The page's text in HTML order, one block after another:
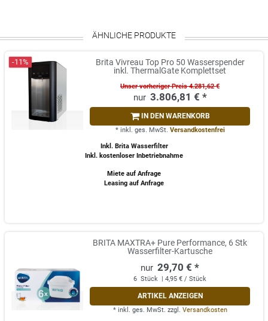
ÄHNLICHE PRODUKTE
-11%
Brita Vivreau Top Pro 50 Wasserspender
inkl. ThermalGate Komplettset
Unser vorheriger Preis 4.281,62 €
3.806,81 € *
IN DEN WARENKORB
* inkl. ges. MwSt. Versandkostenfrei
Inkl. Brita Wasserfilter
Inkl. kostenloser Inbetriebnahme
Miete auf Anfrage
Leasing auf Anfrage
BRITA MAXTRA+ Pure Performance, 6 Stk
Wasserfilter-Kartusche
29,70 € *
6 Stück | 4,95 € / Stück
ARTIKEL ANZEIGEN
* inkl. ges. MwSt. zzgl. Versandkosten